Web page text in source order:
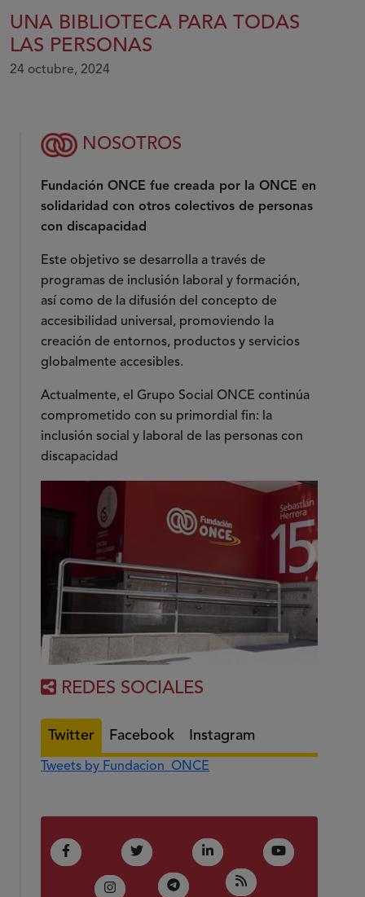
UNA BIBLIOTECA PARA TODAS
LAS PERSONAS
24 octubre, 2024
NOSOTROS
Fundación ONCE fue creada por la ONCE en
solidaridad con otros colectivos de personas
con discapacidad
Este objetivo se desarrolla a través de
programas de inclusión laboral y formación,
así como de la difusión del concepto de
accesibilidad universal, promoviendo la
creación de entornos, productos y servicios
globalmente accesibles.
Actualmente, el Grupo Social ONCE continúa
comprometido con su primordial fin: la
inclusión social y laboral de las personas con
discapacidad
REDES SOCIALES
Twitter Facebook Instagram
Tweets by Fundacion_ONCE
Facebook
(Abre en nueva ventana)
Twitter
(Abre en nueva ventana)
LinkedIn
(Abre en nueva ventana)
Youtube
(Abre en
Instagram
(Abre en nueva ventana)
Telegram
(Abre en nueva ventana)
RSS
(Abre en nueva